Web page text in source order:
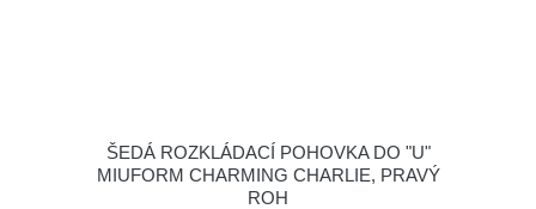
ŠEDÁ ROZKLÁDACÍ POHOVKA DO "U"
MIUFORM CHARMING CHARLIE, PRAVÝ
ROH